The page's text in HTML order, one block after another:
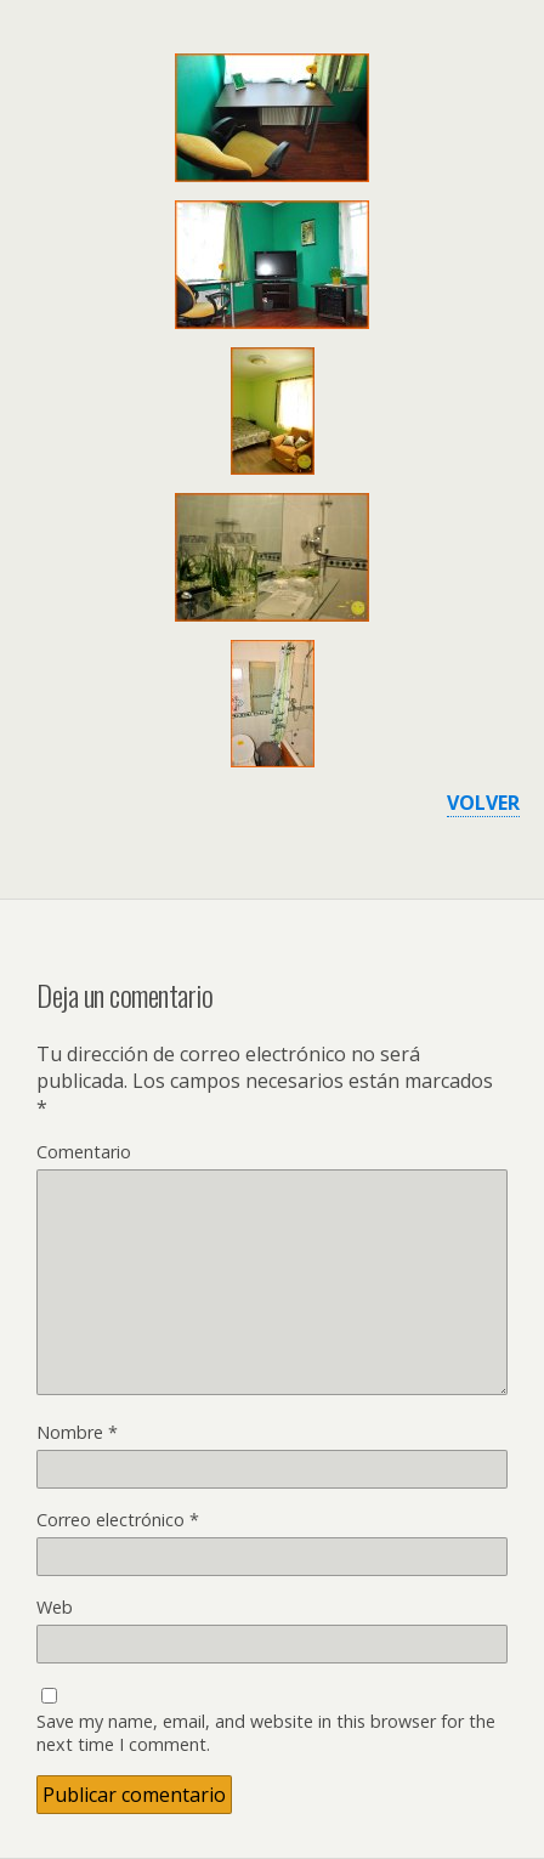
VOLVER
Deja un comentario
Tu dirección de correo electrónico no será
publicada. Los campos necesarios están marcados
*
Comentario
Nombre *
Correo electrónico *
Web
Save my name, email, and website in this browser for the
next time I comment.